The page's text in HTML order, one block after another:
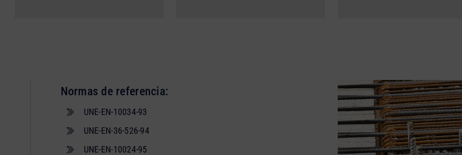
Normas de referencia:
UNE-EN-10034-93
UNE-EN-36-526-94
UNE-EN-10024-95